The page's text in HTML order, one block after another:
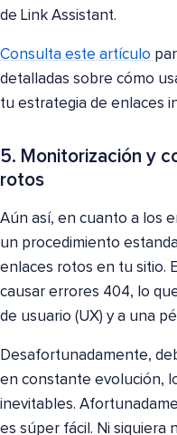
de Link Assistant.
Consulta este artículo
detalladas sobre cómo
tu estrategia de enlaces
5. Monitorización y
rotos
Aún así, en cuanto a los
un procedimiento
enlaces rotos en tu sitio.
causar errores 404, lo
de usuario (UX) y a una
Desafortunadamente,
en constante evolución,
inevitables.
es súper fácil. Ni siquiera